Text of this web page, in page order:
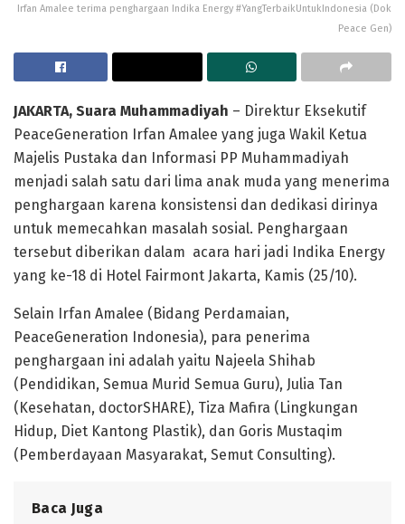
Irfan Amalee terima penghargaan Indika Energy #YangTerbaikUntukIndonesia (Dok
Peace Gen)
JAKARTA, Suara Muhammadiyah – Direktur Eksekutif
PeaceGeneration Irfan Amalee yang juga Wakil Ketua
Majelis Pustaka dan Informasi PP Muhammadiyah
menjadi salah satu dari lima anak muda yang menerima
penghargaan karena konsistensi dan dedikasi dirinya
untuk memecahkan masalah sosial. Penghargaan
tersebut diberikan dalam acara hari jadi Indika Energy
yang ke-18 di Hotel Fairmont Jakarta, Kamis (25/10).
Selain Irfan Amalee (Bidang Perdamaian,
PeaceGeneration Indonesia), para penerima
penghargaan ini adalah yaitu Najeela Shihab
(Pendidikan, Semua Murid Semua Guru), Julia Tan
(Kesehatan, doctorSHARE), Tiza Mafira (Lingkungan
Hidup, Diet Kantong Plastik), dan Goris Mustaqim
(Pemberdayaan Masyarakat, Semut Consulting).
Baca Juga